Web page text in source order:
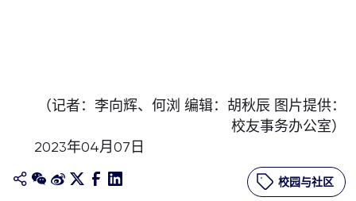
（记者：李向辉、何浏 编辑：胡秋辰 图片提供：
校友事务办公室）
2023年04月07日
校园与社区